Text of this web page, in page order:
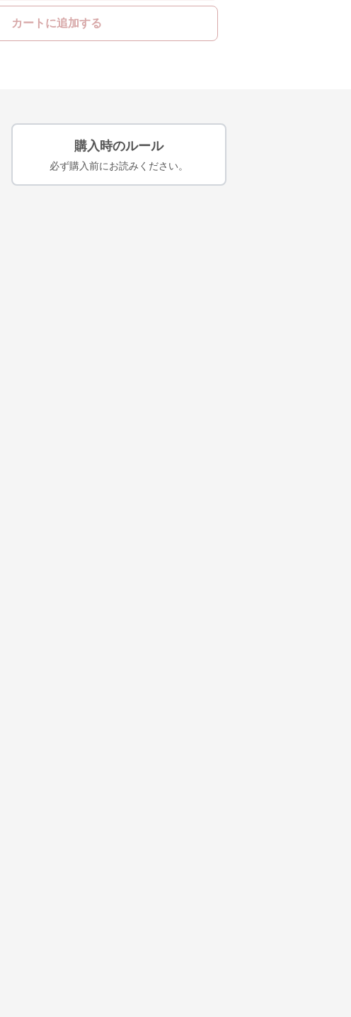
カートに追加する
購入時のルール
必ず購入前にお読みください。